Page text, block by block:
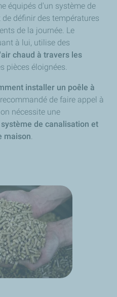
équipés d'un système de
définir des températures
de la journée. Le
à lui, utilise des
chaud à travers les
pièces éloignées.
installer un poêle à
de faire appel à
nécessite une
de canalisation et
maison.